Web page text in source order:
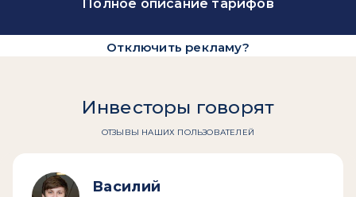
Полное описание тарифов
Отключить рекламу?
Инвесторы говорят
ОТЗЫВЫ НАШИХ ПОЛЬЗОВАТЕЛЕЙ
Василий